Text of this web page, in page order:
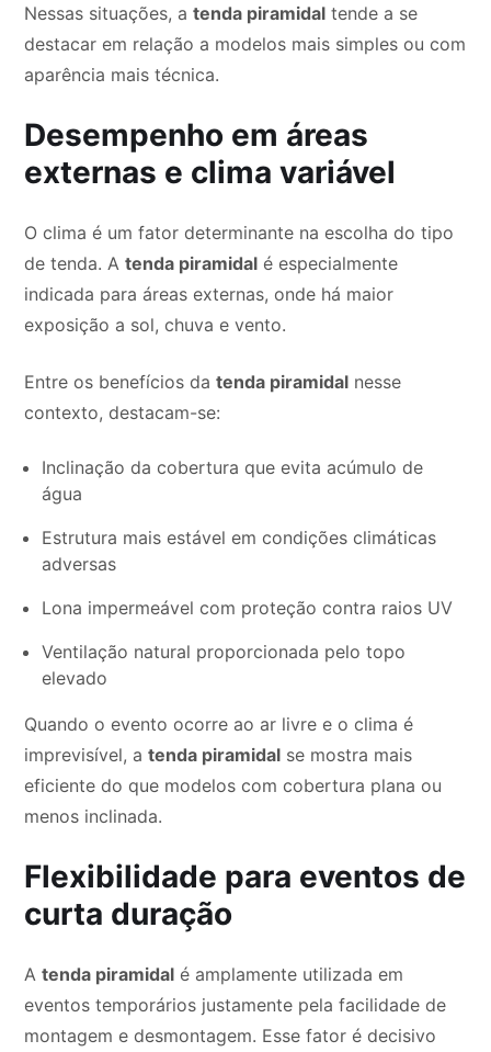
Nessas situações, atenda piramidal tende a se
destacar em relação a modelos mais simples ou com
aparência mais técnica.
Desempenho em áreas
externas e clima variável
O clima é um fator determinante na escolha do tipo
de tenda. Atenda piramidal é especialmente
indicada para áreas externas, onde há maior
exposição a sol, chuva e vento.
Entre os benefícios datenda piramidal nesse
contexto, destacam-se:
Inclinação da cobertura que evita acúmulo de
água
Estrutura mais estável em condições climáticas
adversas
Lona impermeável com proteção contra raios UV
Ventilação natural proporcionada pelo topo
elevado
Quando o evento ocorre ao ar livre e o clima é
imprevisível, atenda piramidal se mostra mais
eficiente do que modelos com cobertura plana ou
menos inclinada.
Flexibilidade para eventos de
curta duração
Atenda piramidal é amplamente utilizada em
eventos temporários justamente pela facilidade de
montagem e desmontagem. Esse fator é decisivo